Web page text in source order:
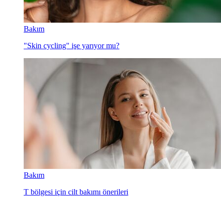
Bakım
"Skin cycling" işe yarıyor mu?
Bakım
T bölgesi için cilt bakımı önerileri